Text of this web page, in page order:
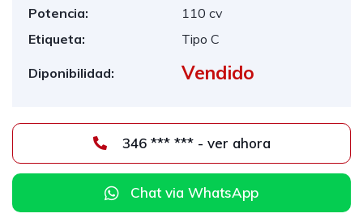
Potencia:
110 cv
Etiqueta:
Tipo C
Diponibilidad: Vendido
346 *** *** - ver ahora
Chat via WhatsApp